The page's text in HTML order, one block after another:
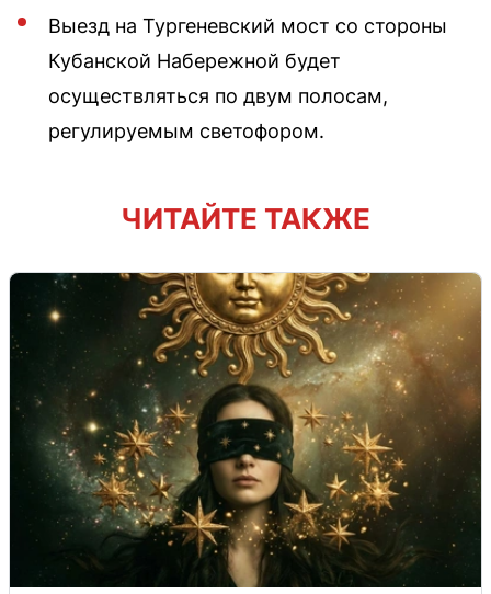
Выезд на Тургеневский мост со стороны
Кубанской Набережной будет
осуществляться по двум полосам,
регулируемым светофором.
ЧИТАЙТЕ ТАКЖЕ